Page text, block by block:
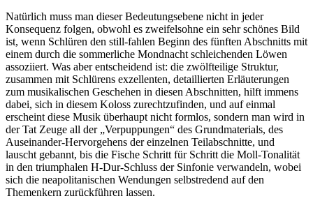
Natürlich muss man dieser Bedeutungsebene nicht in jeder
Konsequenz folgen, obwohl es zweifelsohne ein sehr schönes Bild
ist, wenn Schlüren den still-fahlen Beginn des fünften Abschnitts mit
einem durch die sommerliche Mondnacht schleichenden Löwen
assoziiert. Was aber entscheidend ist: die zwölfteilige Struktur,
zusammen mit Schlürens exzellenten, detaillierten Erläuterungen
zum musikalischen Geschehen in diesen Abschnitten, hilft immens
dabei, sich in diesem Koloss zurechtzufinden, und auf einmal
erscheint diese Musik überhaupt nicht formlos, sondern man wird in
der Tat Zeuge all der „Verpuppungen“ des Grundmaterials, des
Auseinander-Hervorgehens der einzelnen Teilabschnitte, und
lauscht gebannt, bis die Fische Schritt für Schritt die Moll-Tonalität
in den triumphalen H-Dur-Schluss der Sinfonie verwandeln, wobei
sich die neapolitanischen Wendungen selbstredend auf den
Themenkern zurückführen lassen.